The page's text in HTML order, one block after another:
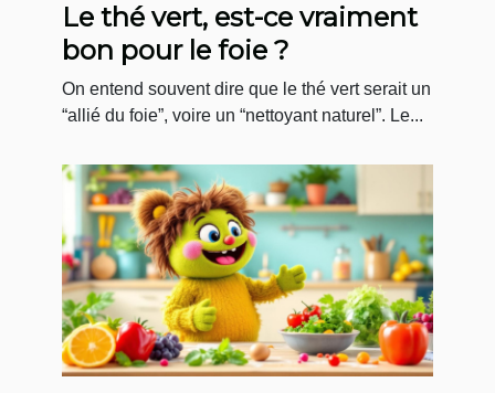
Le thé vert, est-ce vraiment
bon pour le foie ?
On entend souvent dire que le thé vert serait un
“allié du foie”, voire un “nettoyant naturel”. Le...